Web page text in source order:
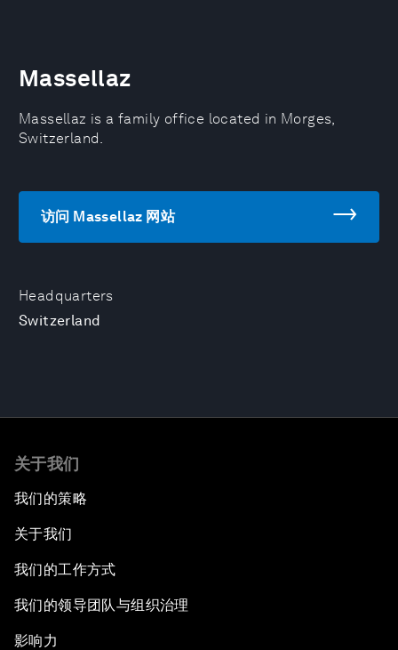
Headquarters
Switzerland
Massellaz
Massellaz is a family office located in Morges,
Switzerland.
访问 Massellaz 网站
关于我们
我们的策略
关于我们
我们的工作方式
我们的领导团队与组织治理
影响力